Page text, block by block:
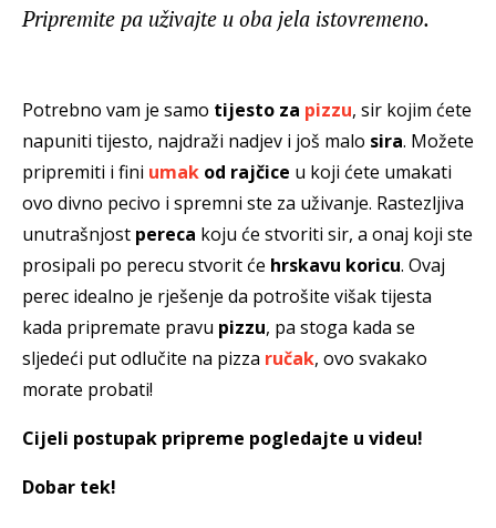
Pripremite pa uživajte u oba jela istovremeno.
Potrebno vam je samo tijesto za pizzu, sir kojim ćete
napuniti tijesto, najdraži nadjev i još malo sira. Možete
pripremiti i fini umak od rajčice u koji ćete umakati
ovo divno pecivo i spremni ste za uživanje. Rastezljiva
unutrašnjost pereca koju će stvoriti sir, a onaj koji ste
prosipali po perecu stvorit će hrskavu koricu. Ovaj
perec idealno je rješenje da potrošite višak tijesta
kada pripremate pravu pizzu, pa stoga kada se
sljedeći put odlučite na pizza ručak, ovo svakako
morate probati!
Cijeli postupak pripreme pogledajte u videu!
Dobar tek!